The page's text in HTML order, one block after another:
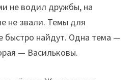
не водил дружбы, на
не звали. Темы для
быстро найдут. Одна тема —
— Васильковы.